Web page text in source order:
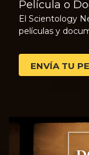
Película o
El Scientology
películas y
ENVÍA TU